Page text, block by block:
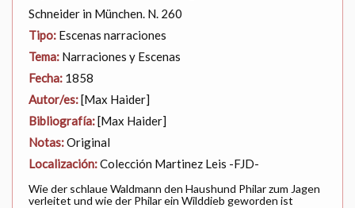
Schneider in München. N. 260
Tipo: Escenas narraciones
Tema: Narraciones y Escenas
Fecha: 1858
Autor/es:[Max Haider]
Bibliografía:[Max Haider]
Notas:Original
Localización:Colección Martinez Leis -FJD-
Wie der schlaue Waldmann den Haushund Philar zum Jagen
verleitet und wie der Philar ein Wilddieb geworden ist